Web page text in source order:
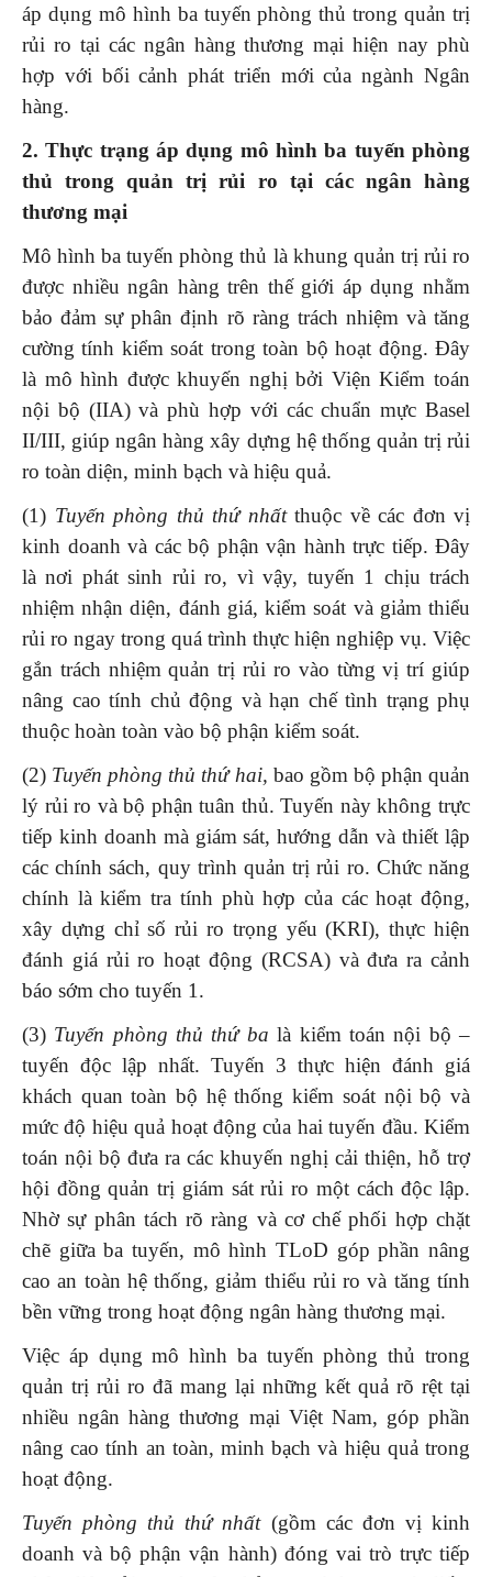
áp dụng mô hình ba tuyến phòng thủ trong quản trị
rủi ro tại các ngân hàng thương mại hiện nay phù
hợp với bối cảnh phát triển mới của ngành Ngân
hàng.
2. Thực trạng áp dụng mô hình ba tuyến phòng
thủ trong quản trị rủi ro tại các ngân hàng
thương mại
Mô hình ba tuyến phòng thủ là khung quản trị rủi ro
được nhiều ngân hàng trên thế giới áp dụng nhằm
bảo đảm sự phân định rõ ràng trách nhiệm và tăng
cường tính kiểm soát trong toàn bộ hoạt động. Đây
là mô hình được khuyến nghị bởi Viện Kiểm toán
nội bộ (IIA) và phù hợp với các chuẩn mực Basel
II/III, giúp ngân hàng xây dựng hệ thống quản trị rủi
ro toàn diện, minh bạch và hiệu quả.
(1) Tuyến phòng thủ thứ nhấtthuộc về các đơn vị
kinh doanh và các bộ phận vận hành trực tiếp. Đây
là nơi phát sinh rủi ro, vì vậy, tuyến 1 chịu trách
nhiệm nhận diện, đánh giá, kiểm soát và giảm thiểu
rủi ro ngay trong quá trình thực hiện nghiệp vụ. Việc
gắn trách nhiệm quản trị rủi ro vào từng vị trí giúp
nâng cao tính chủ động và hạn chế tình trạng phụ
thuộc hoàn toàn vào bộ phận kiểm soát.
(2) Tuyến phòng thủ thứ hai, bao gồm bộ phận quản
lý rủi ro và bộ phận tuân thủ. Tuyến này không trực
tiếp kinh doanh mà giám sát, hướng dẫn và thiết lập
các chính sách, quy trình quản trị rủi ro. Chức năng
chính là kiểm tra tính phù hợp của các hoạt động,
xây dựng chỉ số rủi ro trọng yếu (KRI), thực hiện
đánh giá rủi ro hoạt động (RCSA) và đưa ra cảnh
báo sớm cho tuyến 1.
(3) Tuyến phòng thủ thứ ba là kiểm toán nội bộ –
tuyến độc lập nhất. Tuyến 3 thực hiện đánh giá
khách quan toàn bộ hệ thống kiểm soát nội bộ và
mức độ hiệu quả hoạt động của hai tuyến đầu. Kiểm
toán nội bộ đưa ra các khuyến nghị cải thiện, hỗ trợ
hội đồng quản trị giám sát rủi ro một cách độc lập.
Nhờ sự phân tách rõ ràng và cơ chế phối hợp chặt
chẽ giữa ba tuyến, mô hình TLoD góp phần nâng
cao an toàn hệ thống, giảm thiểu rủi ro và tăng tính
bền vững trong hoạt động ngân hàng thương mại.
Việc áp dụng mô hình ba tuyến phòng thủ trong
quản trị rủi ro đã mang lại những kết quả rõ rệt tại
nhiều ngân hàng thương mại Việt Nam, góp phần
nâng cao tính an toàn, minh bạch và hiệu quả trong
hoạt động.
Tuyến phòng thủ thứ nhất(gồm các đơn vị kinh
doanh và bộ phận vận hành) đóng vai trò trực tiếp